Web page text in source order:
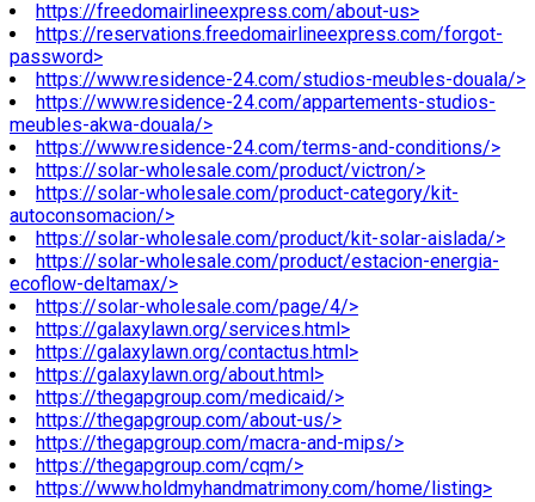
https://freedomairlineexpress.com/about-us>
https://reservations.freedomairlineexpress.com/forgot-
password>
https://www.residence-24.com/studios-meubles-douala/>
https://www.residence-24.com/appartements-studios-
meubles-akwa-douala/>
https://www.residence-24.com/terms-and-conditions/>
https://solar-wholesale.com/product/victron/>
https://solar-wholesale.com/product-category/kit-
autoconsomacion/>
https://solar-wholesale.com/product/kit-solar-aislada/>
https://solar-wholesale.com/product/estacion-energia-
ecoflow-deltamax/>
https://solar-wholesale.com/page/4/>
https://galaxylawn.org/services.html>
https://galaxylawn.org/contactus.html>
https://galaxylawn.org/about.html>
https://thegapgroup.com/medicaid/>
https://thegapgroup.com/about-us/>
https://thegapgroup.com/macra-and-mips/>
https://thegapgroup.com/cqm/>
https://www.holdmyhandmatrimony.com/home/listing>